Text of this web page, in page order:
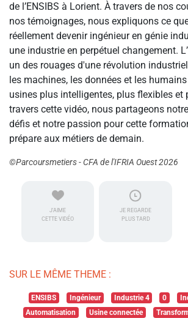
de l’ENSIBS à Lorient. À travers de nos
nos témoignages, nous expliquons ce
réellement devenir ingénieur en génie
une industrie en perpétuel changement.
un des rouages d'une révolution
les machines, les données et les
usines plus intelligentes, plus flexibles et
travers cette vidéo, nous partageons
défis et notre passion pour cette
prépare aux métiers de demain.
©Parcoursmetiers - CFA de l'IFRIA Ouest 2026
J'AIME
CETTE VIDÉO
JE REGARDE
PLUS TARD
SUR LE MÊME THEME :
ENSIBS Ingénieur Industrie 4 0
Automatisation
Usine connectée